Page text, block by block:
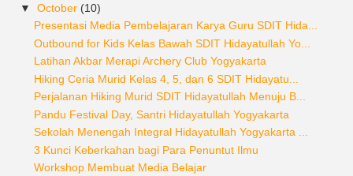
▼ October (10)
Presentasi Media Pembelajaran Karya Guru SDIT Hida...
Outbound for Kids Kelas Bawah SDIT Hidayatullah Yo...
Latihan Akbar Merapi Archery Club Yogyakarta
Hiking Ceria Murid Kelas 4, 5, dan 6 SDIT Hidayatu...
Perjalanan Hiking Murid SDIT Hidayatullah Menuju B...
Pandu Festival Day, Santri Hidayatullah Yogyakarta
Sekolah Menengah Integral Hidayatullah Yogyakarta ...
3 Kunci Keberkahan bagi Para Penuntut Ilmu
Workshop Membuat Media Belajar